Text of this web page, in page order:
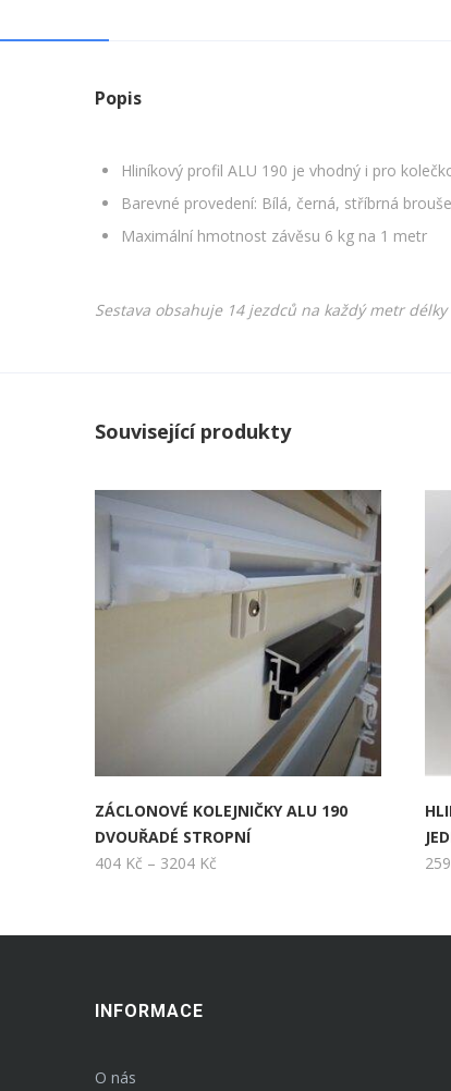
Popis
Hliníkový profil ALU 190 je vhodný i pro
Barevné provedení: Bílá, černá, stříbrná
Maximální hmotnost závěsu 6 kg na 1 metr
Sestava obsahuje 14 jezdců na každý metr délky
Související produkty
ZÁCLONOVÉ KOLEJNIČKY ALU 190
DVOUŘADÉ STROPNÍ
404 Kč – 3204 Kč
až
259
INFORMACE
O nás